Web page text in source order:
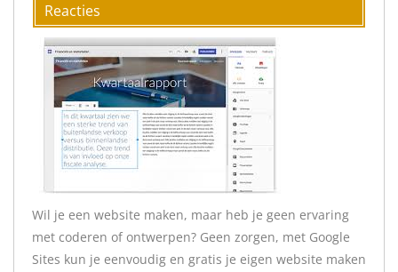
Reacties
Wil je een website maken, maar heb je geen ervaring
met coderen of ontwerpen? Geen zorgen, met Google
Sites kun je eenvoudig en gratis je eigen website maken